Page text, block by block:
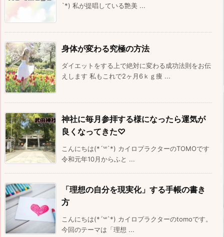
`*) 私が提唱している艶美 ...
身体が変わる究極の方法
ダイエットをする上で絶対に変わる成功法則をお伝
えします 私もこれで2ヶ月6ｋｇ痩 ...
神社に毎月参拝する様になったら運気が
良くなってきた♡
こんにちは(*´꒳`*) カイロプラクターのTOMOです
令和元年10月からふと ...
「理想の自分を現実化」する手帳の書き
方
こんにちは(*´꒳`*) カイロプラクターのtomoです。
今回のテーマは「理想 ...